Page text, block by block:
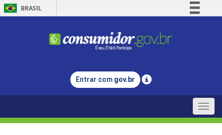
BRASIL
Comunica BR
Legislação
Entrar com gov.br
Toggle